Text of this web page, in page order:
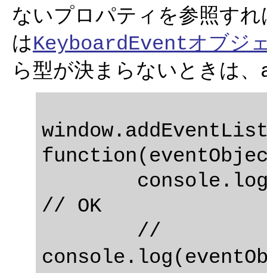
ないプロパティを参照す
はKeyboardEventオブジ
ら型が決まらないときは、
// OK